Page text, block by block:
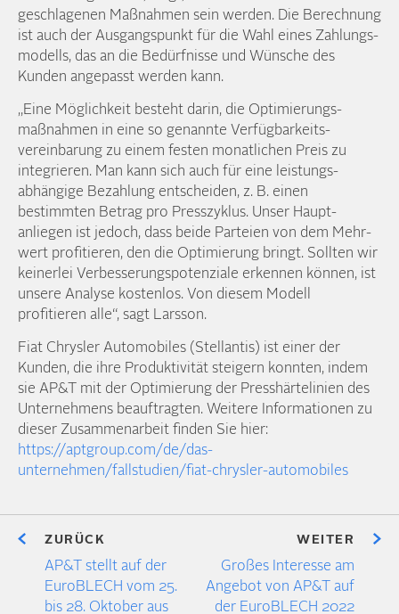
geschlagenen Maß­nahmen sein werden. Die Berechnung
ist auch der Ausgangs­punkt für die Wahl eines Zahlungs­
modells, das an die Bedürf­nisse und Wünsche des
Kunden angepasst werden kann.
„Eine Möglich­keit besteht darin, die Optimierungs­
maßnahmen in eine so genannte Verfüg­barkeits­
vereinbarung zu einem festen monatlichen Preis zu
integrieren. Man kann sich auch für eine leistungs­
abhängige Bezahlung ent­scheiden, z. B. einen
bestimmten Betrag pro Presszyklus. Unser Haupt­
anliegen ist jedoch, dass beide Parteien von dem Mehr­
wert profitieren, den die Optimierung bringt. Sollten wir
keinerlei Verbesserungs­potenziale erkennen können, ist
unsere Analyse kosten­los. Von diesem Modell
profitieren alle“, sagt Larsson.
Fiat Chrysler Automobiles (Stellantis) ist einer der
Kunden, die ihre Produktivität steigern konnten, indem
sie AP&T mit der Optimierung der Presshärte­linien des
Unter­nehmens beauftragten. Weitere Informationen zu
dieser Zusammen­arbeit finden Sie hier:
https://aptgroup.com/de/das-
unternehmen/fallstudien/fiat-chrysler-automobiles
ZURÜCK
AP&T stellt auf der
EuroBLECH vom 25.
bis 28. Oktober aus
WEITER
Großes Interesse am
Angebot von AP&T auf
der EuroBLECH 2022